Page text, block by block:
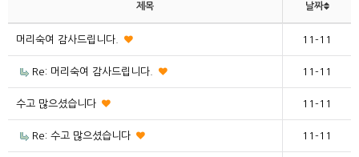
제목 날짜
머리숙여 감사드립니다. 11-11
Re: 머리숙여 감사드립니다. 11-11
수고 많으셨습니다 11-11
Re: 수고 많으셨습니다 11-11